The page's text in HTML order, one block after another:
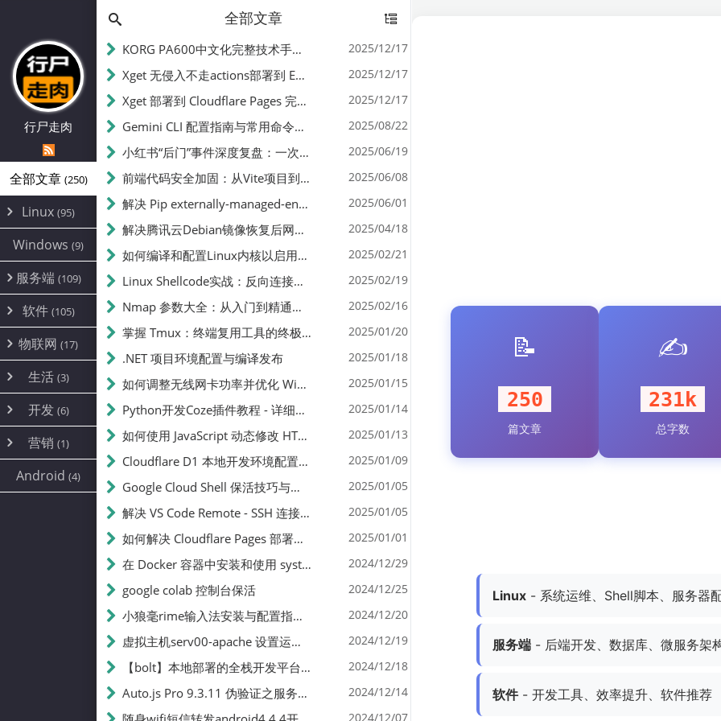
行尸走肉
全部文章 (250)
Linux (95)
Alpine
CentOS(17)
Debian(24)
ProxmoxVE
Ubuntu(7)
Windows (9)
服务端 (109)
环境配置
DD重装(3)
加速优化(34)
面板(12)
容器
游戏 (7)
饥荒(7)
云服务商(4)
WEB源码(6)
建站(5)
软件 (105)
安全(12)
办公(4)
图片 (2)
文件
系统 (35)
AI(10)
物联网 (17)
路由器
随身wifi(1)
mobile(14)
刷机
magisk
生活 (3)
线报
sim卡(1)
开发 (6)
编译
JavaScript(2)
python(2)
营销 (1)
公关(1)
SEO(1)
Android (4)
全部文章
KORG PA600中文化完整技术手册 - 从逆向到实现的全流程指南 2025/12/17
Xget 无侵入不走actions部署到 EdgeOne Pages 指南 2025/12/17
Xget 部署到 Cloudflare Pages 完整指南 - 无需修改源码的构建配置 2025/12/17
Gemini CLI 配置指南与常用命令中文翻译 | API Key、MCP、代理设置 2025/08/22
小红书“后门”事件深度复盘：一次沉默危机下的品牌、技术与流程三重考验 2025/06/19
前端代码安全加固：从Vite项目到纯静态页面的深度混淆技术备忘 2025/06/08
解决 Pip externally-managed-environment 错误：临时与永久绕过方案 2025/06/01
解决腾讯云Debian镜像恢复后网络不通问题 2025/04/18
如何编译和配置Linux内核以启用BBR2 | 内核编译教程 2025/02/21
Linux Shellcode实战：反向连接、持久化、免杀技术详解（MSF,Cobalt Strike）- 从原理到C加载器实现 2025/02/19
Nmap 参数大全：从入门到精通，掌握网络扫描的核心技巧 2025/02/16
掌握 Tmux：终端复用工具的终极指南 2025/01/20
.NET 项目环境配置与编译发布 2025/01/18
如何调整无线网卡功率并优化 Wifite 的功率设置 2025/01/15
Python开发Coze插件教程 - 详细步骤与注意事项 2025/01/14
如何使用 JavaScript 动态修改 HTML 中的权限文本 | 前端开发教程 2025/01/13
Cloudflare D1 本地开发环境配置指南 | CF Pages Local Development Guide 2025/01/09
Google Cloud Shell 保活技巧与配额时间查看方法 2025/01/05
解决 VS Code Remote - SSH 连接失败问题：从权限问题到成功启动 2025/01/05
如何解决 Cloudflare Pages 部署中的 API Token 权限问题 2025/01/01
在 Docker 容器中安装和使用 systemctl 的完整指南 2024/12/29
google colab 控制台保活 2024/12/25
小狼毫rime输入法安装与配置指南：从基础到高级自定义 2024/12/20
虚拟主机serv00-apache 设置运行目录 2024/12/19
【bolt】本地部署的全栈开发平台，支持本地及众多API，本地一键生成应用，部署教程 2024/12/18
Auto.js Pro 9.3.11 伪验证之服务器接口 Nginx 版 2024/12/14
2024/12/07
<
>
📝
250
篇文章
✍️
231k
总字数
Linux - 系统运维、Shell脚本、服务器
服务端 - 后端开发、数据库、微服务架
软件- 开发工具、效率提升、软件推荐